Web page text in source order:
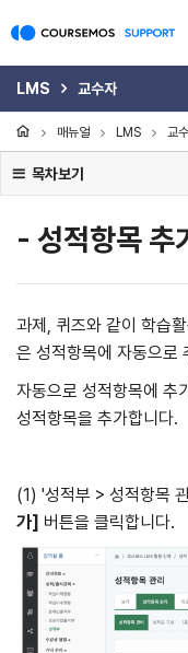
LMS 교수자
매뉴얼 LMS 교
목차보기
- 성적항목 추
과제, 퀴즈와 같이 학습
은 성적항목에 자동으로
자동으로 성적항목에 추
성적항목을 추가합니다.
(1) '성적부 > 성적항목
가] 버튼을 클릭합니다.